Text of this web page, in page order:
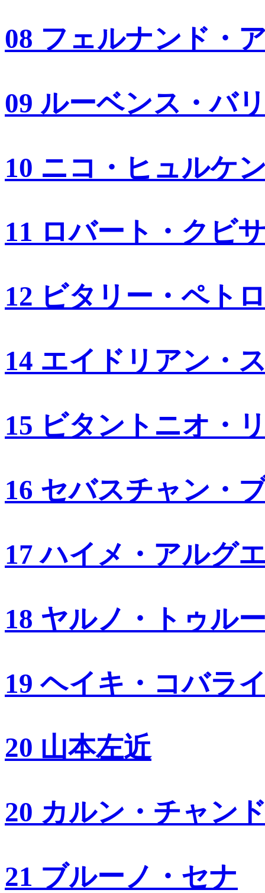
08 フェルナンド・
09 ルーベンス・バ
10 ニコ・ヒュルケ
11 ロバート・クビ
12 ビタリー・ペト
14 エイドリアン・
15 ビタントニオ・
16 セバスチャン・
17 ハイメ・アルグ
18 ヤルノ・トゥル
19 ヘイキ・コバラ
20 山本左近
20 カルン・チャン
21 ブルーノ・セナ